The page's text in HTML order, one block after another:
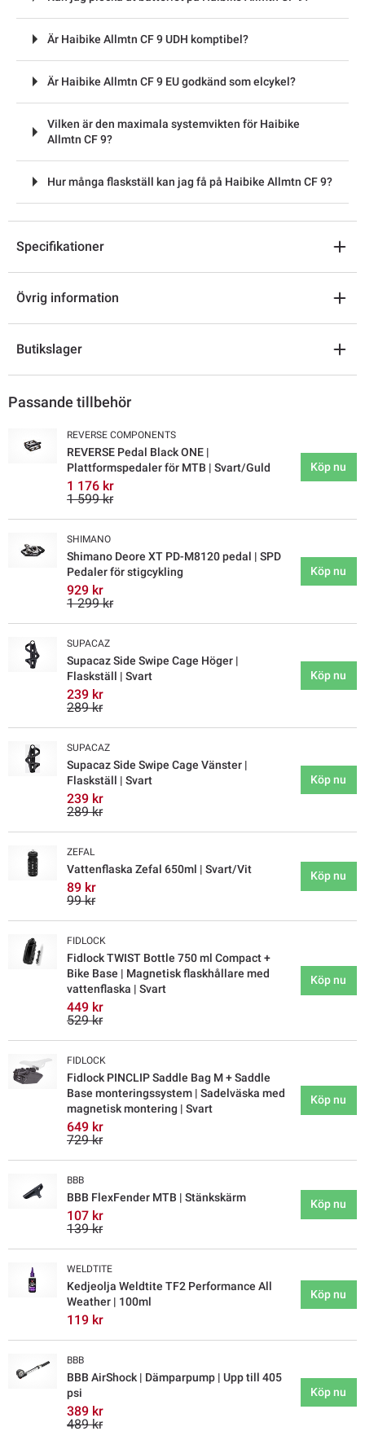
Är Haibike Allmtn CF 9 UDH komptibel?
Är Haibike Allmtn CF 9 EU godkänd som elcykel?
Vilken är den maximala systemvikten för Haibike
Allmtn CF 9?
Hur många flaskställ kan jag få på Haibike Allmtn CF 9?
Specifikationer
Övrig information
Butikslager
Passande tillbehör
REVERSE COMPONENTS
REVERSE Pedal Black ONE |
Plattformspedaler för MTB | Svart/Guld
1 176 kr
1 599 kr
Köp nu
SHIMANO
Shimano Deore XT PD-M8120 pedal | SPD
Pedaler för stigcykling
929 kr
1 299 kr
Köp nu
SUPACAZ
Supacaz Side Swipe Cage Höger |
Flaskställ | Svart
239 kr
289 kr
Köp nu
SUPACAZ
Supacaz Side Swipe Cage Vänster |
Flaskställ | Svart
239 kr
289 kr
Köp nu
ZEFAL
Vattenflaska Zefal 650ml | Svart/Vit
89 kr
99 kr
Köp nu
FIDLOCK
Fidlock TWIST Bottle 750 ml Compact +
Bike Base | Magnetisk flaskhållare med
vattenflaska | Svart
449 kr
529 kr
Köp nu
FIDLOCK
Fidlock PINCLIP Saddle Bag M + Saddle
Base monteringssystem | Sadelväska med
magnetisk montering | Svart
649 kr
729 kr
Köp nu
BBB
BBB FlexFender MTB | Stänkskärm
107 kr
139 kr
Köp nu
WELDTITE
Kedjeolja Weldtite TF2 Performance All
Weather | 100ml
119 kr
Köp nu
BBB
BBB AirShock | Dämparpump | Upp till 405
psi
389 kr
489 kr
Köp nu